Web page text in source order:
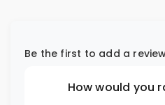
Be the first to add a
How would you